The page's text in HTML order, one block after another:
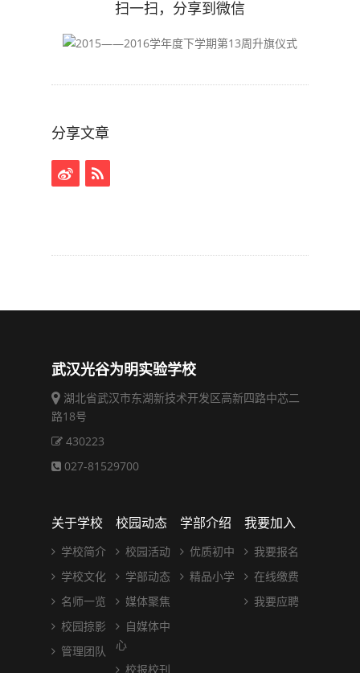
扫一扫，分享到微信
分享文章
武汉光谷为明实验学校
湖北省武汉市东湖新技术开发区高新四路中芯二
路18号
430223
027-81529700
关于学校
学校简介
学校文化
名师一览
校园掠影
管理团队
校园动态
校园活动
学部动态
媒体聚焦
自媒体中
心
校报校刊
学部介绍
优质初中
精品小学
我要加入
我要报名
在线缴费
我要应聘